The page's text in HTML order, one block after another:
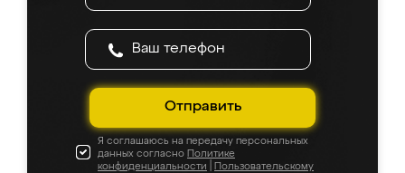
Отправить
Я соглашаюсь на передачу персональных
данных согласно Политике
конфиденциальности
Пользовательскому